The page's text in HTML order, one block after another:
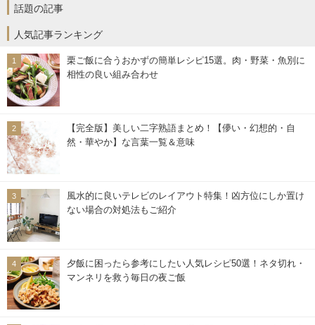
話題の記事
人気記事ランキング
栗ご飯に合うおかずの簡単レシピ15選。肉・野菜・魚別に
相性の良い組み合わせ
【完全版】美しい二字熟語まとめ！【儚い・幻想的・自
然・華やか】な言葉一覧＆意味
風水的に良いテレビのレイアウト特集！凶方位にしか置け
ない場合の対処法もご紹介
夕飯に困ったら参考にしたい人気レシピ50選！ネタ切れ・
マンネリを救う毎日の夜ご飯